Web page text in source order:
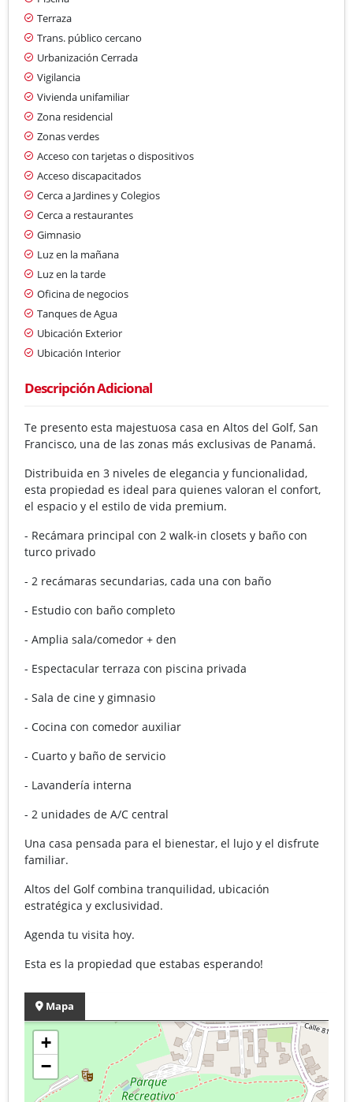
Terraza
Trans. público cercano
Urbanización Cerrada
Vigilancia
Vivienda unifamiliar
Zona residencial
Zonas verdes
Acceso con tarjetas o dispositivos
Acceso discapacitados
Cerca a Jardines y Colegios
Cerca a restaurantes
Gimnasio
Luz en la mañana
Luz en la tarde
Oficina de negocios
Tanques de Agua
Ubicación Exterior
Ubicación Interior
Descripción Adicional
Te presento esta majestuosa casa en Altos del Golf, San
Francisco, una de las zonas más exclusivas de Panamá.
Distribuida en 3 niveles de elegancia y funcionalidad,
esta propiedad es ideal para quienes valoran el confort,
el espacio y el estilo de vida premium.
- Recámara principal con 2 walk-in closets y baño con
turco privado
- 2 recámaras secundarias, cada una con baño
- Estudio con baño completo
- Amplia sala/comedor + den
- Espectacular terraza con piscina privada
- Sala de cine y gimnasio
- Cocina con comedor auxiliar
- Cuarto y baño de servicio
- Lavandería interna
- 2 unidades de A/C central
Una casa pensada para el bienestar, el lujo y el disfrute
familiar.
Altos del Golf combina tranquilidad, ubicación
estratégica y exclusividad.
Agenda tu visita hoy.
Esta es la propiedad que estabas esperando!
Mapa
+
−